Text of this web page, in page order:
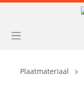
Plaatmateriaal